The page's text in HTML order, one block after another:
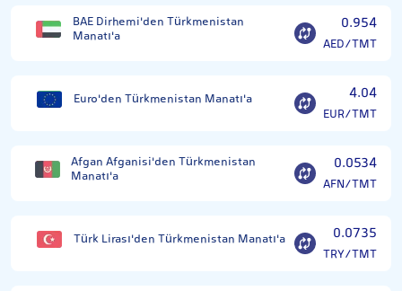
BAE Dirhemi'den Türkmenistan
Manatı'a
0.954
AED/TMT
Euro'den Türkmenistan Manatı'a 4.04
EUR/TMT
Afgan Afganisi'den Türkmenistan
Manatı'a
0.0534
AFN/TMT
Türk Lirası'den Türkmenistan Manatı'a 0.0735
TRY/TMT